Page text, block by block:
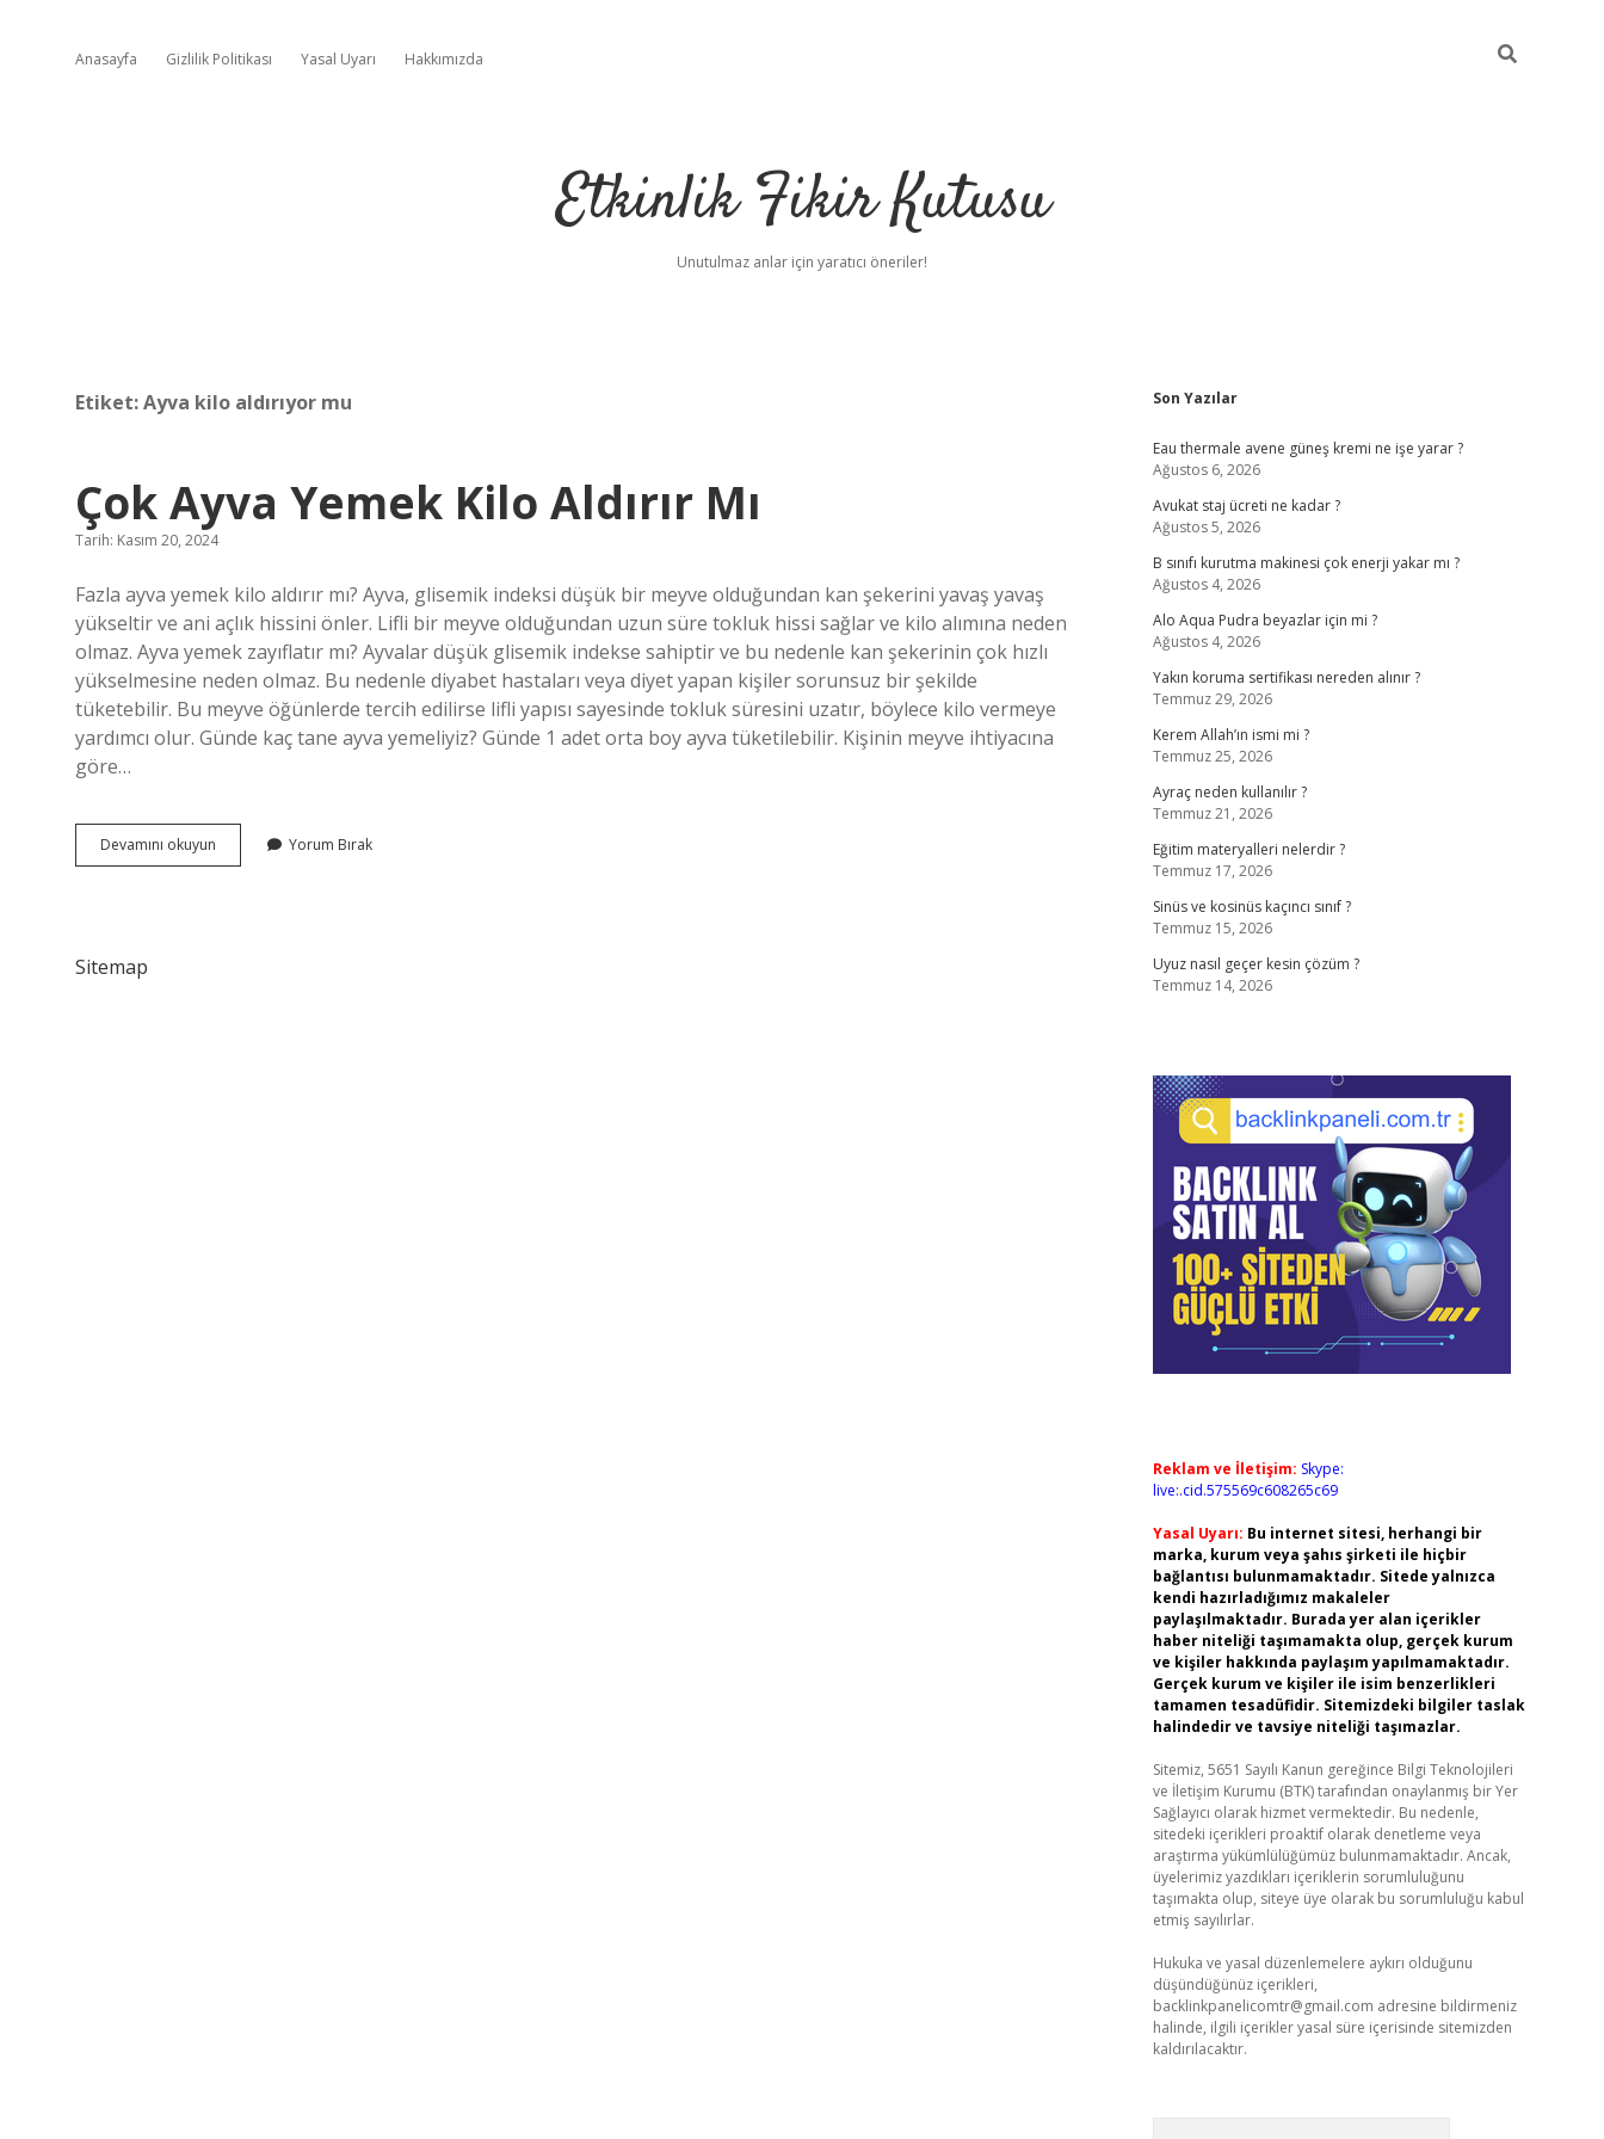
Anasayfa Gizlilik Politikası Yasal Uyarı Hakkımızda
Etkinlik Fikir Kutusu
Unutulmaz anlar için yaratıcı öneriler!
Etiket:Ayva kilo aldırıyor mu
Çok Ayva Yemek Kilo Aldırır Mı
Tarih: Kasım 20, 2024
Fazla ayva yemek kilo aldırır mı? Ayva, glisemik indeksi düşük bir meyve olduğundan kan şekerini yavaş yavaş
yükseltir ve ani açlık hissini önler. Lifli bir meyve olduğundan uzun süre tokluk hissi sağlar ve kilo alımına neden
olmaz. Ayva yemek zayıflatır mı? Ayvalar düşük glisemik indekse sahiptir ve bu nedenle kan şekerinin çok hızlı
yükselmesine neden olmaz. Bu nedenle diyabet hastaları veya diyet yapan kişiler sorunsuz bir şekilde
tüketebilir. Bu meyve öğünlerde tercih edilirse lifli yapısı sayesinde tokluk süresini uzatır, böylece kilo vermeye
yardımcı olur. Günde kaç tane ayva yemeliyiz? Günde 1 adet orta boy ayva tüketilebilir. Kişinin meyve ihtiyacına
göre…
Devamını okuyun
Ayva
Yorum Bırak
Sitemap
Sidebar
Son Yazılar
Eau thermale avene güneş kremi ne işe yarar ?
Ağustos 6, 2026
Avukat staj ücreti ne kadar ?
Ağustos 5, 2026
B sınıfı kurutma makinesi çok enerji yakar mı ?
Ağustos 4, 2026
Alo Aqua Pudra beyazlar için mi ?
Ağustos 4, 2026
Yakın koruma sertifikası nereden alınır ?
Temmuz 29, 2026
Kerem Allah’ın ismi mi ?
Temmuz 25, 2026
Ayraç neden kullanılır ?
Temmuz 21, 2026
Eğitim materyalleri nelerdir ?
Temmuz 17, 2026
Sinüs ve kosinüs kaçıncı sınıf ?
Temmuz 15, 2026
Uyuz nasıl geçer kesin çözüm ?
Temmuz 14, 2026
Reklam ve İletişim: Skype:
live:.cid.575569c608265c69
Yasal Uyarı: Bu internet sitesi, herhangi bir
marka, kurum veya şahıs şirketi ile hiçbir
bağlantısı bulunmamaktadır. Sitede yalnızca
kendi hazırladığımız makaleler
paylaşılmaktadır. Burada yer alan içerikler
haber niteliği taşımamakta olup, gerçek kurum
ve kişiler hakkında paylaşım yapılmamaktadır.
Gerçek kurum ve kişiler ile isim benzerlikleri
tamamen tesadüfidir. Sitemizdeki bilgiler taslak
halindedir ve tavsiye niteliği taşımazlar.
Sitemiz, 5651 Sayılı Kanun gereğince Bilgi Teknolojileri
ve İletişim Kurumu (BTK) tarafından onaylanmış bir Yer
Sağlayıcı olarak hizmet vermektedir. Bu nedenle,
sitedeki içerikleri proaktif olarak denetleme veya
araştırma yükümlülüğümüz bulunmamaktadır. Ancak,
üyelerimiz yazdıkları içeriklerin sorumluluğunu
taşımakta olup, siteye üye olarak bu sorumluluğu kabul
etmiş sayılırlar.
Hukuka ve yasal düzenlemelere aykırı olduğunu
düşündüğünüz içerikleri,
backlinkpanelicomtr@gmail.com adresine bildirmeniz
halinde, ilgili içerikler yasal süre içerisinde sitemizden
kaldırılacaktır.